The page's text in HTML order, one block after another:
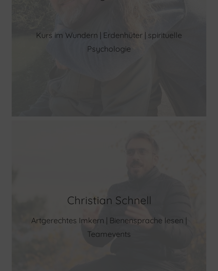
Kurs im Wundern | Erdenhüter | spirituelle
Psychologie
Christian Schnell
Artgerechtes Imkern | Bienensprache lesen |
Teamevents